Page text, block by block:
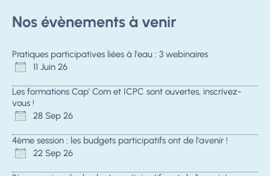
Nos évènements à venir
Pratiques participatives liées à l'eau : 3 webinaires
11 Juin 26
Les formations Cap' Com et ICPC sont ouvertes, inscrivez-
vous !
28 Sep 26
4ème session : les budgets participatifs ont de l'avenir !
22 Sep 26